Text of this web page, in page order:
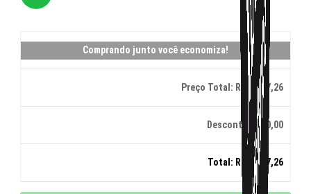
Comprando junto você economiza!
Preço Total: R$ 1.027,26
Desconto: R$ 0,00
Total: R$ 1.027,26